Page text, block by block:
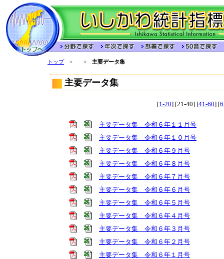
トップ> > 主要データ集
主要データ集
[1-20] [21-40] [41-60] [
主要データ集 令和６年１１月号
主要データ集 令和６年１０月号
主要データ集 令和６年９月号
主要データ集 令和６年８月号
主要データ集 令和６年７月号
主要データ集 令和６年６月号
主要データ集 令和６年５月号
主要データ集 令和６年４月号
主要データ集 令和６年３月号
主要データ集 令和６年２月号
主要データ集 令和６年１月号